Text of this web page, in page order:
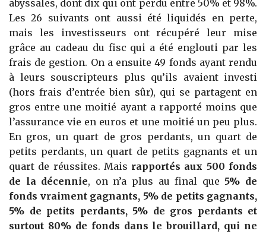
abyssales, dont dix qui ont perdu entre 50% et 98%.
Les 26 suivants ont aussi été liquidés en perte,
mais les investisseurs ont récupéré leur mise
grâce au cadeau du fisc qui a été englouti par les
frais de gestion. On a ensuite 49 fonds ayant rendu
à leurs souscripteurs plus qu’ils avaient investi
(hors frais d’entrée bien sûr), qui se partagent en
gros entre une moitié ayant a rapporté moins que
l’assurance vie en euros et une moitié un peu plus.
En gros, un quart de gros perdants, un quart de
petits perdants, un quart de petits gagnants et un
quart de réussites. Mais rapportés aux 500 fonds
de la décennie, on n’a plus au final que 5% de
fonds vraiment gagnants, 5% de petits gagnants,
5% de petits perdants, 5% de gros perdants et
surtout 80% de fonds dans le brouillard, qui ne